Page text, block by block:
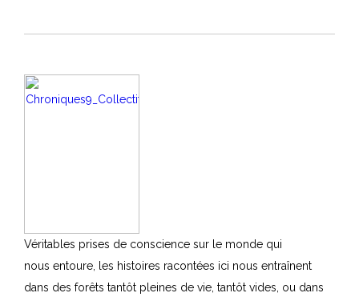
Véritables prises de conscience sur le monde qui
nous entoure, les histoires racontées ici nous entraînent
dans des forêts tantôt pleines de vie, tantôt vides, ou dans